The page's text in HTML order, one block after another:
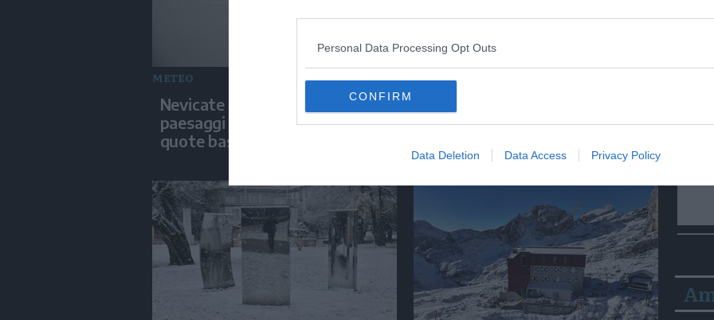
Personal Data Processing Opt Outs
CONFIRM
Data Deletion Data Access Privacy Policy
METEO
Nevicate deboli in Trentino ma
paesaggi imbiancati anche a
quote basse
TRENTO
Blue Rebels di Extinction